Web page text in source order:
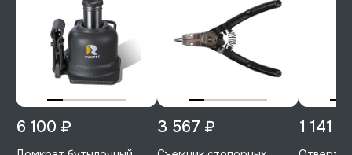
6 100 ₽ 3 567 ₽ 1 141 ₽